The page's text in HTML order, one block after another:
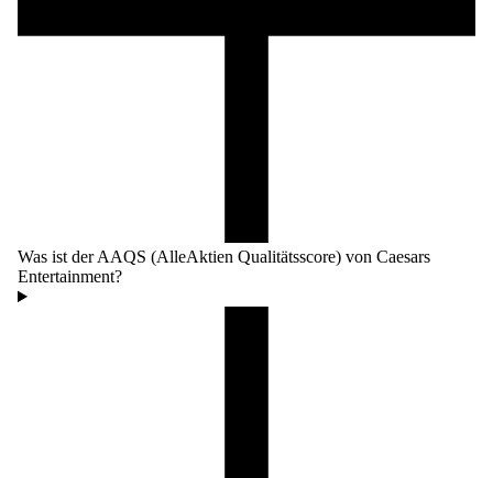
Was ist der AAQS (AlleAktien Qualitätsscore) von Caesars
Entertainment?